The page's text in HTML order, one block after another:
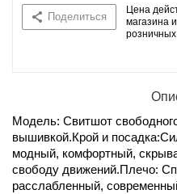
Поделиться
Цена
магазина
Модель: Свитшот
вышивкой.Крой и
модный, комфортный,
свободу движений.Плечо:
расслабленный,